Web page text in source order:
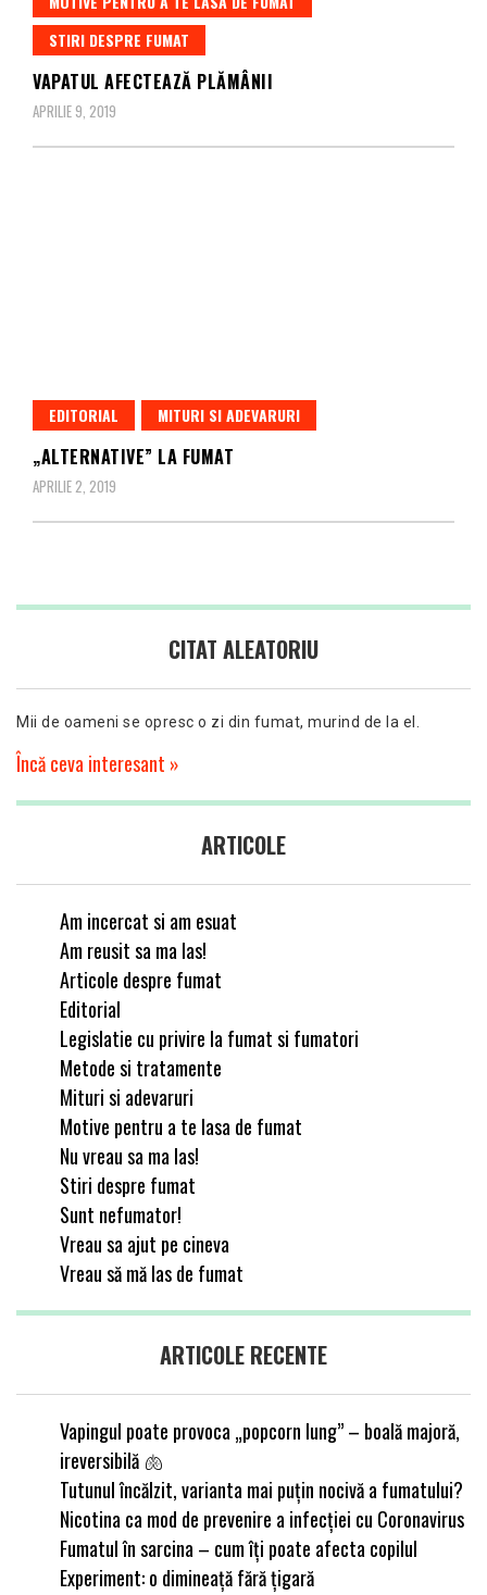
STIRI DESPRE FUMAT
VAPATUL AFECTEAZĂ PLĂMÂNII
APRILIE 9, 2019
EDITORIAL MITURI SI ADEVARURI
„ALTERNATIVE” LA FUMAT
APRILIE 2, 2019
CITAT ALEATORIU
Mii de oameni se opresc o zi din fumat, murind de la el.
Încă ceva interesant »
ARTICOLE
Am incercat si am esuat
Am reusit sa ma las!
Articole despre fumat
Editorial
Legislatie cu privire la fumat si fumatori
Metode si tratamente
Mituri si adevaruri
Motive pentru a te lasa de fumat
Nu vreau sa ma las!
Stiri despre fumat
Sunt nefumator!
Vreau sa ajut pe cineva
Vreau să mă las de fumat
ARTICOLE RECENTE
Vapingul poate provoca „popcorn lung” – boală majoră,
ireversibilă 🫁
Tutunul încălzit, varianta mai puțin nocivă a fumatului?
Nicotina ca mod de prevenire a infecției cu Coronavirus
Fumatul în sarcina – cum îți poate afecta copilul
Experiment: o dimineață fără țigară